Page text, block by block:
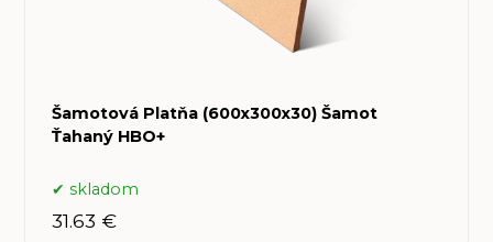
Šamotová Platňa (600x300x30) Šamot
Ťahaný HBO+
skladom
31.63 €